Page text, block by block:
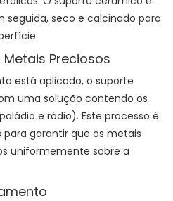
seguida, seco e calcinado para
Preciosos
está aplicado, o suporte
uma solução contendo os
e ródio). Este processo é
garantir que os metais
uniformemente sobre a